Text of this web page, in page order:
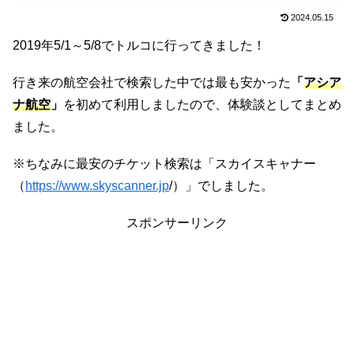
2024.05.15
2019年5/1～5/8でトルコに行ってきました！
行き来の航空会社で検索した中では最も安かった 「 アシア
ナ航空 」 を初めて利用しましたので、体験談としてまとめ
ました。
※ちなみに最安のチケット検索は「スカイスキャナー
（ https://www.skyscanner.jp/）」でしました。
スポンサーリンク